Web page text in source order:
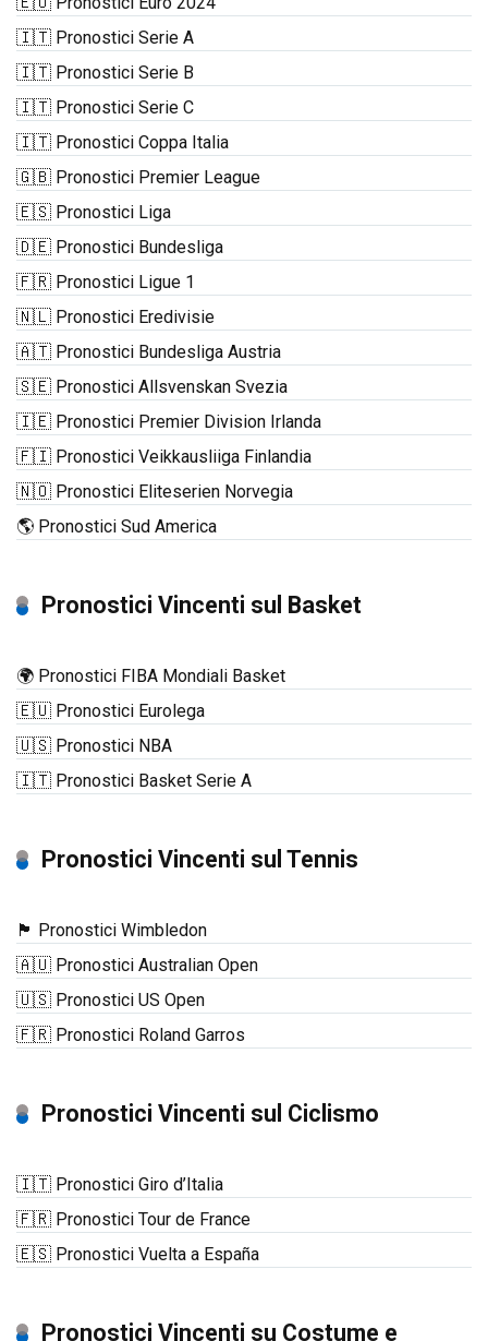
🇮🇹 Pronostici Serie A
🇮🇹 Pronostici Serie B
🇮🇹 Pronostici Serie C
🇮🇹 Pronostici Coppa Italia
🇬🇧 Pronostici Premier League
🇪🇸 Pronostici Liga
🇩🇪 Pronostici Bundesliga
🇫🇷 Pronostici Ligue 1
🇳🇱 Pronostici Eredivisie
🇦🇹 Pronostici Bundesliga Austria
🇸🇪 Pronostici Allsvenskan Svezia
🇮🇪 Pronostici Premier Division Irlanda
🇫🇮 Pronostici Veikkausliiga Finlandia
🇳🇴 Pronostici Eliteserien Norvegia
🌎 Pronostici Sud America
Pronostici Vincenti sul Basket
🌍 Pronostici FIBA Mondiali Basket
🇪🇺 Pronostici Eurolega
🇺🇸 Pronostici NBA
🇮🇹 Pronostici Basket Serie A
Pronostici Vincenti sul Tennis
🏴󠁧󠁢󠁥󠁮󠁧󠁿 Pronostici Wimbledon
🇦🇺 Pronostici Australian Open
🇺🇸 Pronostici US Open
🇫🇷 Pronostici Roland Garros
Pronostici Vincenti sul Ciclismo
🇮🇹 Pronostici Giro d’Italia
🇫🇷 Pronostici Tour de France
🇪🇸 Pronostici Vuelta a España
Pronostici Vincenti su Costume e